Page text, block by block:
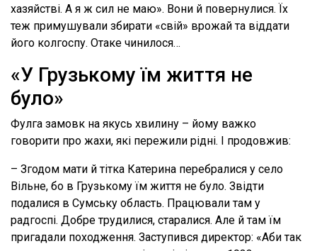
хазяйстві. А я ж сил не маю». Вони й повернулися. Їх
теж примушували збирати «свій» врожай та віддати
його колгоспу. Отаке чинилося…
«У Грузькому їм життя не
було»
Фулга замовк на якусь хвилину – йому важко
говорити про жахи, які пережили рідні. І продовжив:
– Згодом мати й тітка Катерина перебралися у село
Вільне, бо в Грузькому їм життя не було. Звідти
подалися в Сумську область. Працювали там у
радгоспі. Добре трудилися, старалися. Але й там їм
пригадали походження. Заступився директор: «Аби так